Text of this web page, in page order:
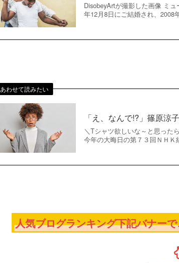
DisobeyArtが撮影した画像 ミ
年12月8日にご結婚され、
あわせて読みたい
「え、なんで!?」篠原涼
＼Tシャツ欲しいな～と思った
今年の大晦日の第７３回ＮＨ
人気ブログランキング下記バナー